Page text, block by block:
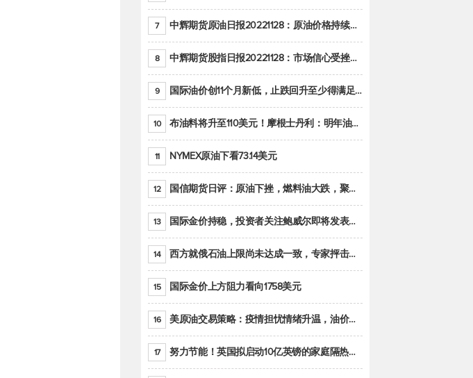
7 中辉期货原油日报20221128：原油价格持续下降，市场关注OPEC+新一轮产能政策
8 中辉期货股指日报20221128：市场信心受挫，股指全线回调
9 国际油价创11个月新低，止跌回升至少得满足二大条件之一
10 布油料将升至110美元！摩根士丹利：明年油市面临七大不确定性
11 NYMEX原油下看73.14美元
12 国信期货日评：原油下挫，燃料油大跌，聚烯烃谨慎回调
13 国际金价持稳，投资者关注鲍威尔即将发表的讲话
14 西方就俄石油上限尚未达成一致，专家抨击限价是无用功
15 国际金价上方阻力看向1758美元
16 美原油交易策略：疫情担忧情绪升温，油价跌创年内新低
17 努力节能！英国拟启动10亿英镑的家庭隔热工程 减少能源消耗